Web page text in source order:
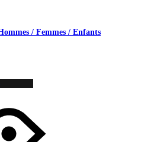
/ Femmes / Enfants